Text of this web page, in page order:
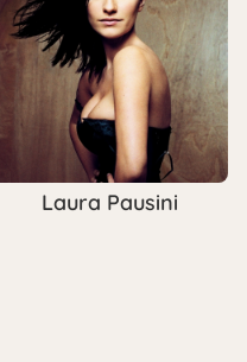
Laura Pausini